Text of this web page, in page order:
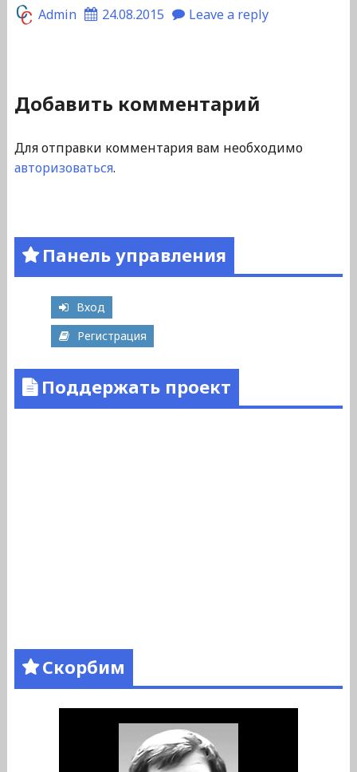
Admin 24.08.2015 Leave a reply
Добавить комментарий
Для отправки комментария вам необходимо
авторизоваться.
Панель управления
Вход
Регистрация
Поддержать проект
Скорбим